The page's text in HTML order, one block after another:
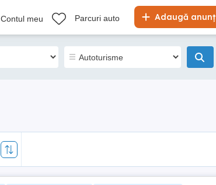
Adaugă anunț
Contul meu Parcuri auto